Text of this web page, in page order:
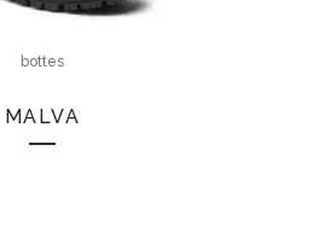
bottes
MALVA